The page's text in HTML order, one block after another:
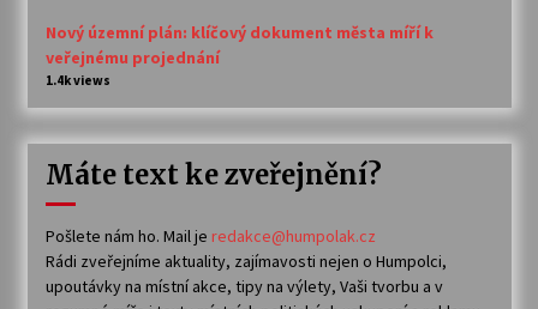
Nový územní plán: klíčový dokument města míří k
veřejnému projednání
1.4k views
Máte text ke zveřejnění?
Pošlete nám ho. Mail je redakce@humpolak.cz
Rádi zveřejníme aktuality, zajímavosti nejen o Humpolci,
upoutávky na místní akce, tipy na výlety, Vaši tvorbu a v